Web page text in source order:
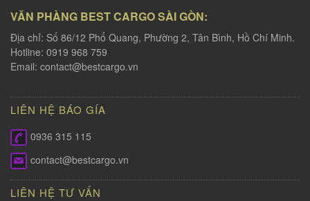
VĂN PHÀNG BEST CARGO SÀI GÒN:
Địa chỉ: Số 86/12 Phổ Quang, Phường 2, Tân Bình, Hồ Chí Minh.
Hotline: 0919 968 759
Email: contact@bestcargo.vn
LIÊN HỆ BÁO GÍA
0936 315 115
contact@bestcargo.vn
LIÊN HỆ TƯ VẤN